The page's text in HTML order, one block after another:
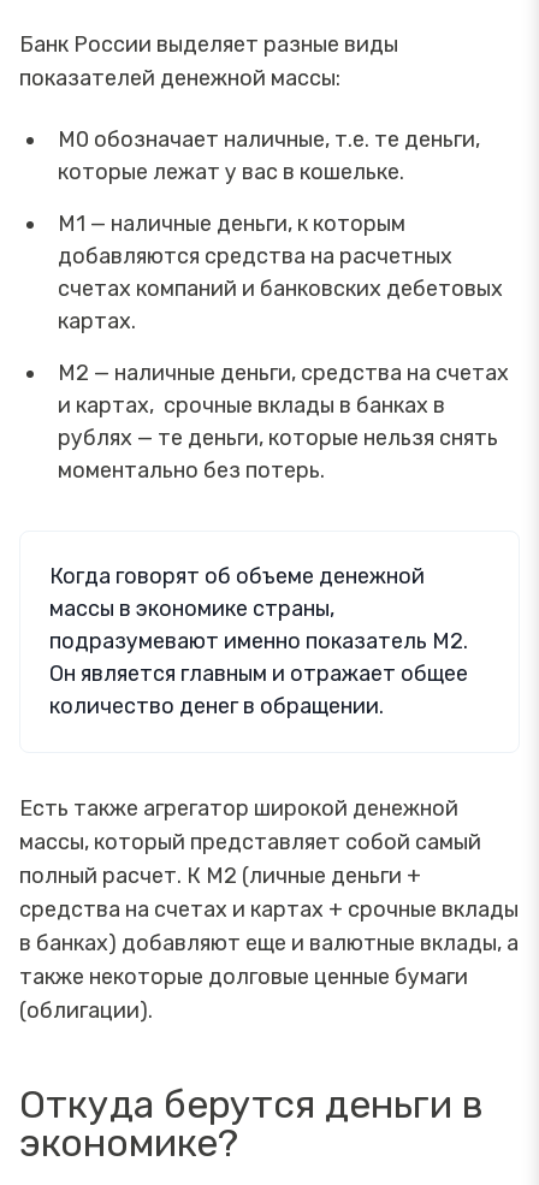
Банк России выделяет разные виды
показателей денежной массы:
М0 обозначает наличные, т.е. те деньги,
которые лежат у вас в кошельке.
М1 — наличные деньги, к которым
добавляются средства на расчетных
счетах компаний и банковских дебетовых
картах.
М2 — наличные деньги, средства на счетах
и картах, срочные вклады в банках в
рублях — те деньги, которые нельзя снять
моментально без потерь.
Когда говорят об объеме денежной
массы в экономике страны,
подразумевают именно показатель М2.
Он является главным и отражает общее
количество денег в обращении.
Есть также агрегатор широкой денежной
массы, который представляет собой самый
полный расчет. К М2 (личные деньги +
средства на счетах и картах + срочные вклады
в банках) добавляют еще и валютные вклады, а
также некоторые долговые ценные бумаги
(облигации).
Откуда берутся деньги в
экономике?